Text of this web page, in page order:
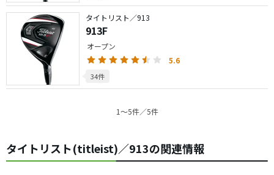
タイトリスト／913
913F
オープン
5.6
34件
1〜5件／5件
タイトリスト(titleist)／913の関連情報